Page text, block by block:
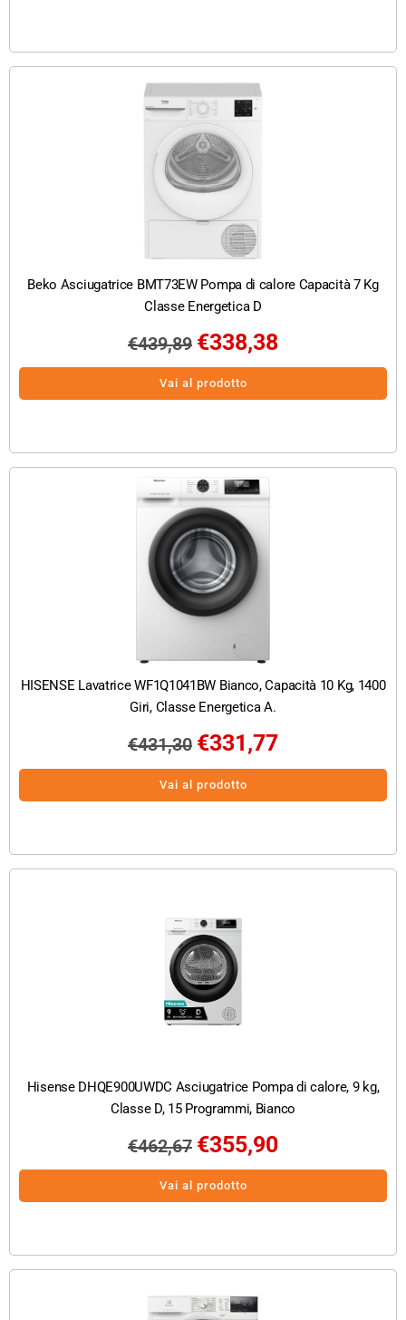
Beko Asciugatrice BMT73EW Pompa di calore Capacità 7 Kg
Classe Energetica D
€439,89 €338,38
Vai al prodotto
HISENSE Lavatrice WF1Q1041BW Bianco, Capacità 10 Kg, 1400
Giri, Classe Energetica A.
€431,30 €331,77
Vai al prodotto
Hisense DHQE900UWDC Asciugatrice Pompa di calore, 9 kg,
Classe D, 15 Programmi, Bianco
€462,67 €355,90
Vai al prodotto